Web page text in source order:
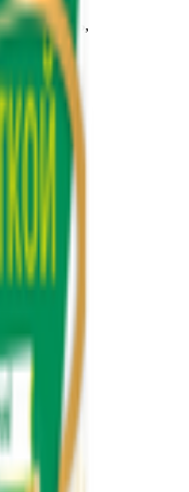
Беларусь,